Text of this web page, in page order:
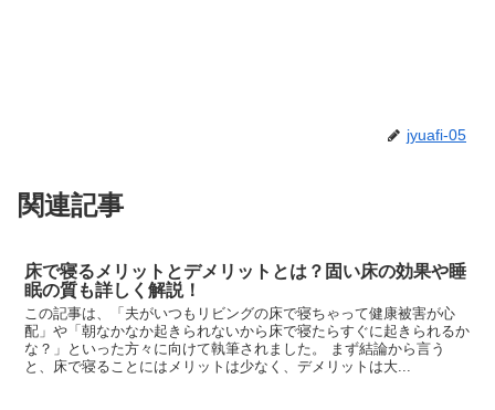
jyuafi-05
関連記事
床で寝るメリットとデメリットとは？固い床の効果や睡
眠の質も詳しく解説！
この記事は、「夫がいつもリビングの床で寝ちゃって健康被害が心
配」や「朝なかなか起きられないから床で寝たらすぐに起きられるか
な？」といった方々に向けて執筆されました。 まず結論から言う
と、床で寝ることにはメリットは少なく、デメリットは大...